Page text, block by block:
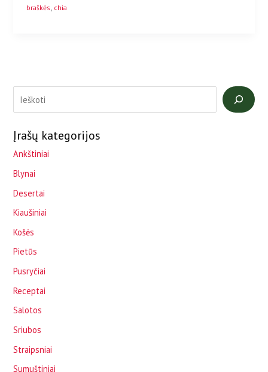
braškės, chia
Įrašų kategorijos
Ankštiniai
Blynai
Desertai
Kiaušiniai
Košės
Pietūs
Pusryčiai
Receptai
Salotos
Sriubos
Straipsniai
Sumuštiniai